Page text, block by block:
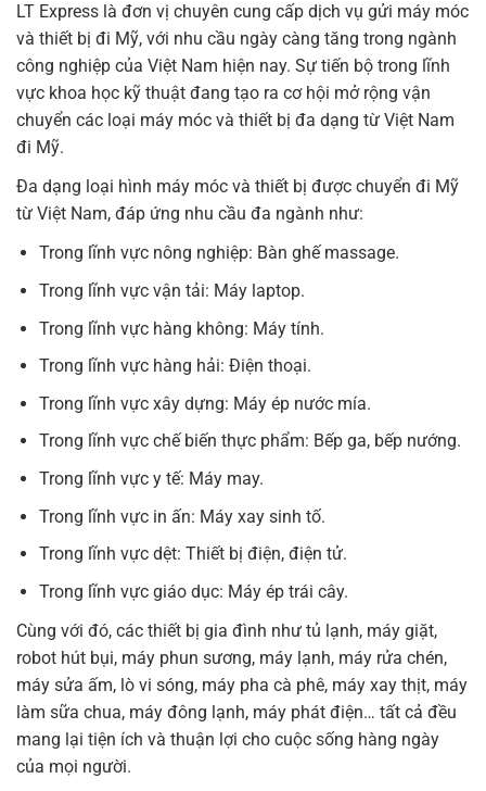
LT Express là đơn vị chuyên cung cấp dịch vụ gửi máy móc
và thiết bị đi Mỹ, với nhu cầu ngày càng tăng trong ngành
công nghiệp của Việt Nam hiện nay. Sự tiến bộ trong lĩnh
vực khoa học kỹ thuật đang tạo ra cơ hội mở rộng vận
chuyển các loại máy móc và thiết bị đa dạng từ Việt Nam
đi Mỹ.
Đa dạng loại hình máy móc và thiết bị được chuyển đi Mỹ
từ Việt Nam, đáp ứng nhu cầu đa ngành như:
Trong lĩnh vực nông nghiệp: Bàn ghế massage.
Trong lĩnh vực vận tải: Máy laptop.
Trong lĩnh vực hàng không: Máy tính.
Trong lĩnh vực hàng hải: Điện thoại.
Trong lĩnh vực xây dựng: Máy ép nước mía.
Trong lĩnh vực chế biến thực phẩm: Bếp ga, bếp nướng.
Trong lĩnh vực y tế: Máy may.
Trong lĩnh vực in ấn: Máy xay sinh tố.
Trong lĩnh vực dệt: Thiết bị điện, điện tử.
Trong lĩnh vực giáo dục: Máy ép trái cây.
Cùng với đó, các thiết bị gia đình như tủ lạnh, máy giặt,
robot hút bụi, máy phun sương, máy lạnh, máy rửa chén,
máy sửa ấm, lò vi sóng, máy pha cà phê, máy xay thịt, máy
làm sữa chua, máy đông lạnh, máy phát điện… tất cả đều
mang lại tiện ích và thuận lợi cho cuộc sống hàng ngày
của mọi người.